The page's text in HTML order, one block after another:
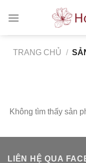
TRANG CHỦ /
Không tìm thấy sản
LIÊN HỆ QUA